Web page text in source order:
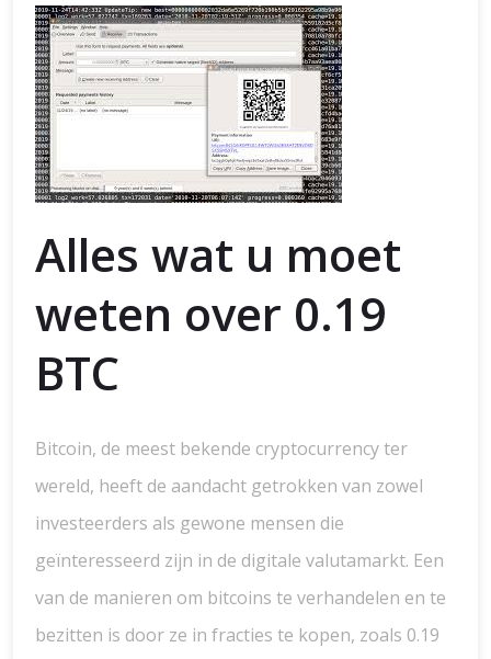
Alles wat u moet
weten over 0.19
BTC
Bitcoin, de meest bekende cryptocurrency ter
wereld, heeft de aandacht getrokken van zowel
investeerders als gewone mensen die
geïnteresseerd zijn in de digitale valutamarkt. Een
van de manieren om bitcoins te verhandelen en te
bezitten is door ze in fracties te kopen, zoals 0.19